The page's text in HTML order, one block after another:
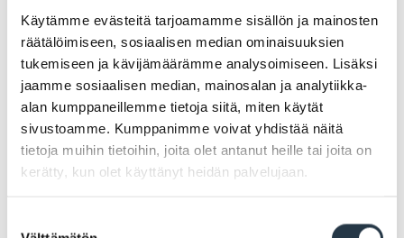
Käytämme evästeitä tarjoamamme sisällön ja mainosten
räätälöimiseen, sosiaalisen median ominaisuuksien
tukemiseen ja kävijämäärämme analysoimiseen. Lisäksi
jaamme sosiaalisen median, mainosalan ja analytiikka-
alan kumppaneillemme tietoja siitä, miten käytät
sivustoamme. Kumppanimme voivat yhdistää näitä
tietoja muihin tietoihin, joita olet antanut heille tai joita on
kerätty, kun olet käyttänyt heidän palvelujaan.
Rymättylän keskustan tuntumassa sijaitsevasta
kauniista saaristomaisesta alueesta on vapaana vielä
yksi vehreä omakotitontti. Tontti sijaitsee kauniilla
paikalla metsäisessä maastossa Kirkkojärven
läheisyydessä. Matkaa Rymättylän keskustaan on vain
noin 500 metriä. Koulu ja päiväkoti sijaitsevat alle
kilometrin päässä.
"Naantali elinvoimainen, sopivan kokoinen pieni suuri